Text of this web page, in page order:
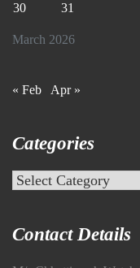
March 2026
30
31
« Feb Apr »
Categories
Categories
Contact Details